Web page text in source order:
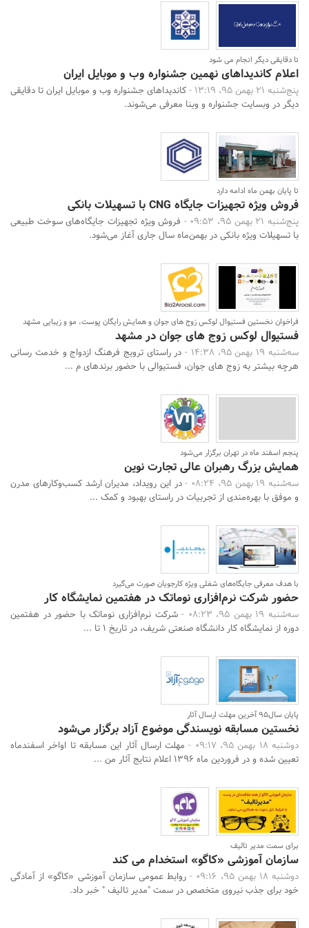
تا دقایقی دیگر انجام می شود
اعلام کاندیداهای نهمین جشنواره وب و موبایل ایران
پنج‌شنبه 21 بهمن 95، 13:19 -
کاندیداهای جشنواره وب و موبایل ایران تا دقایقی
دیگر در وبسایت‌ جشنواره و وبنا معرفی می‌شوند.
تا پایان بهمن ماه ادامه دارد
فروش ویژه تجهیزات جایگاه CNG با تسهیلات بانکی
پنج‌شنبه 21 بهمن 95، 09:53 -
فروش ویژه تجهیزات جایگاه‌های سوخت طبیعی
با تسهیلات ویژه بانکی در بهمن‌ماه سال جاری آغاز می‌شود.
فراخوان نخستین فستیوال لوکس زوج های جوان و همایش رایگان پوست، مو و زیبایی مشهد
فستیوال لوکس زوج های جوان در مشهد
سه‌شنبه 19 بهمن 95، 14:38 -
در راستای ترویج فرهنگ ازدواج و خدمت رسانی
هرچه بیشتر به زوج های جوان، فستیوالی با حضور برندهای م ...
پنجم اسفند ماه در تهران برگزار می‌شود
همایش بزرگ رهبران عالی تجارت نوین
سه‌شنبه 19 بهمن 95، 08:24 -
در این رویداد، مدیران ارشد کسب‌وکارهای مدرن
و موفق با بهره‌مندی از تجربیات در راستای بهبود و کمک ...
با هدف معرفی جایگاه‌های شغلی ویژه کارجویان صورت می‌گیرد
حضور شرکت نرم‌افزاری نوماتک در هفتمین نمایشگاه کار
سه‌شنبه 19 بهمن 95، 08:23 -
شرکت نرم‌افزاری نوماتک با حضور در هفتمین
دوره از نمایشگاه کار دانشگاه صنعتی شریف، در تاریخ 1 تا ...
پایان سال95 آخرین مهلت ارسال آثار
نخستین مسابقه نویسندگی موضوع آزاد برگزار می‌شود
دوشنبه 18 بهمن 95، 09:17 -
مهلت ارسال آثار این مسابقه تا اواخر اسفندماه
تعیین شده و در فروردین ماه 1396 اعلام نتایج آثار من ...
برای سمت مدیر تالیف
سازمان آموزشی «کاگو» استخدام می کند
دوشنبه 18 بهمن 95، 09:16 -
روابط عمومی سازمان آموزشی «کاگو» از آمادگی
خود برای جذب نیروی متخصص در سمت "مدیر تالیف " خبر داد.